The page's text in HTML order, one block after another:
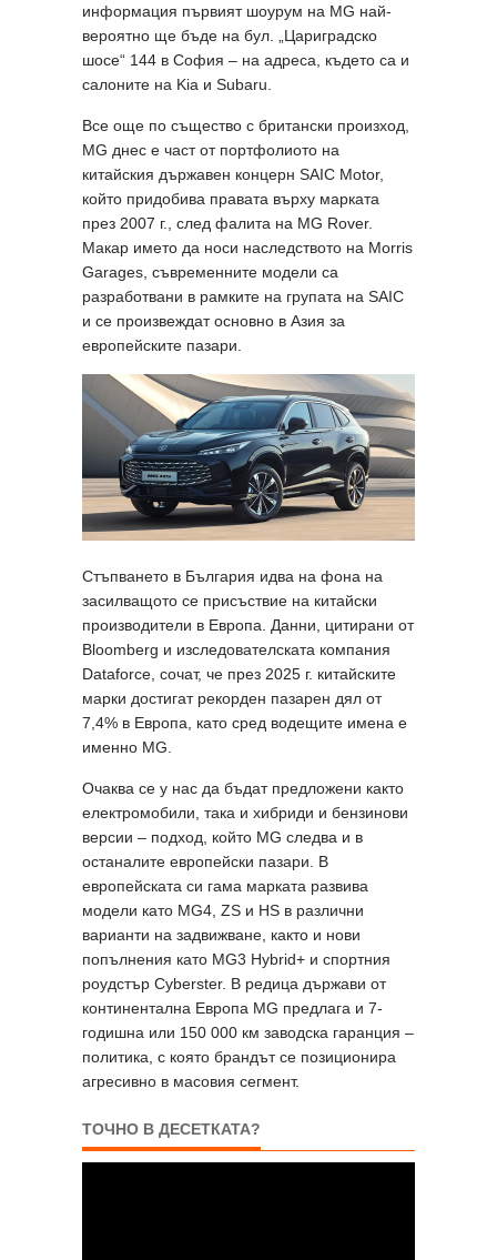
информация първият шоурум на MG най-
вероятно ще бъде на бул. „Цариградско
шосе“ 144 в София – на адреса, където са и
салоните на Kia и Subaru.
Все още по същество с британски произход,
MG днес е част от портфолиото на
китайския държавен концерн SAIC Motor,
който придобива правата върху марката
през 2007 г., след фалита на MG Rover.
Макар името да носи наследството на Morris
Garages, съвременните модели са
разработвани в рамките на групата на SAIC
и се произвеждат основно в Азия за
европейските пазари.
Стъпването в България идва на фона на
засилващото се присъствие на китайски
производители в Европа. Данни, цитирани от
Bloomberg и изследователската компания
Dataforce, сочат, че през 2025 г. китайските
марки достигат рекорден пазарен дял от
7,4% в Европа, като сред водещите имена е
именно MG.
Очаква се у нас да бъдат предложени както
електромобили, така и хибриди и бензинови
версии – подход, който MG следва и в
останалите европейски пазари. В
европейската си гама марката развива
модели като MG4, ZS и HS в различни
варианти на задвижване, както и нови
попълнения като MG3 Hybrid+ и спортния
роудстър Cyberster. В редица държави от
континентална Европа MG предлага и 7-
годишна или 150 000 км заводска гаранция –
политика, с която брандът се позиционира
агресивно в масовия сегмент.
ТОЧНО В ДЕСЕТКАТА?